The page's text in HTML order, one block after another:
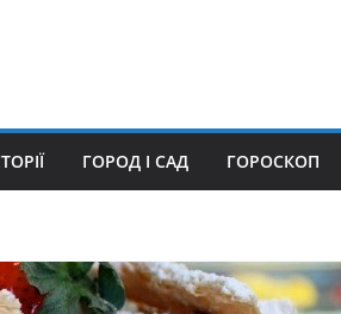
ГОРОД І САД ГОРОСКОП